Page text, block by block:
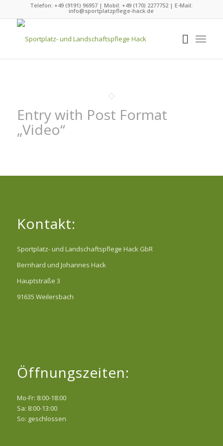
Telefon: +49 (9191) 96957 | Mobil: +49 (170) 2277752 | E-Mail:
info@sportplatzpflege-hack.de
Entry with Post Format
„Video“
Kontakt:
Sportplatz- und Landschaftspflege Hack GbR
Bernhard und Johannes Hack
Hauptstraße 3
91635 Weilersbach
Öffnungszeiten:
Mo-Fr: 8:00-18:00
Sa: 8:00-13:00
So: geschlossen